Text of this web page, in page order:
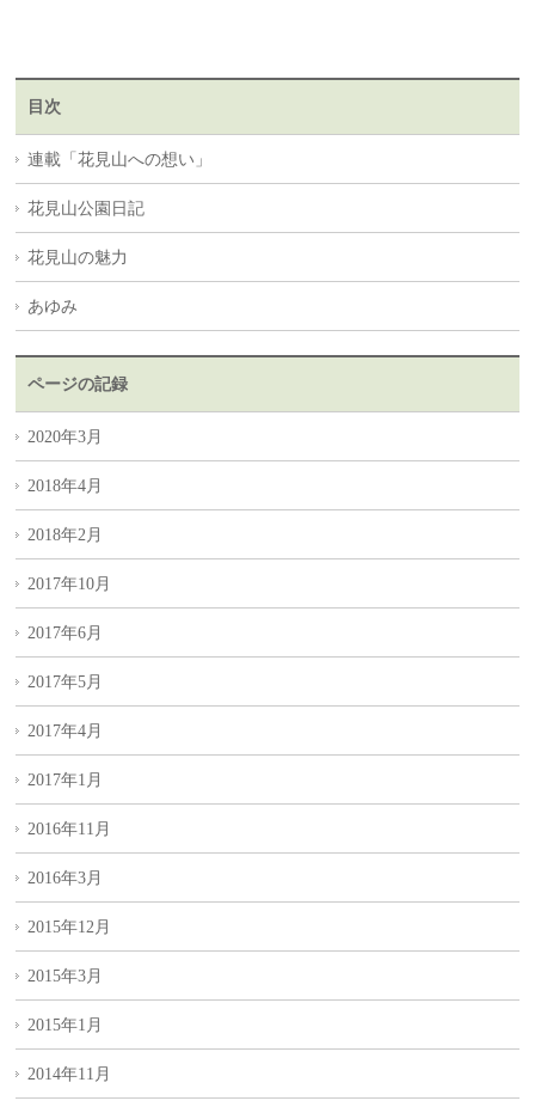
目次
連載「花見山への想い」
花見山公園日記
花見山の魅力
あゆみ
ページの記録
2020年3月
2018年4月
2018年2月
2017年10月
2017年6月
2017年5月
2017年4月
2017年1月
2016年11月
2016年3月
2015年12月
2015年3月
2015年1月
2014年11月